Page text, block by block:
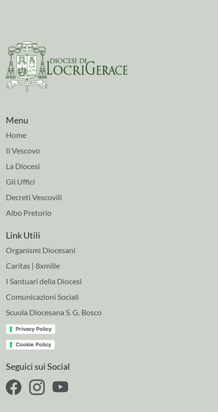
Menu
Home
Il Vescovo
La Diocesi
Gli Uffici
Decreti Vescovili
Albo Pretorio
Link Utili
Organismi Diocesani
Caritas | 8xmille
I Santuari della Diocesi
Comunicazioni Sociali
Scuola Diocesana S. G. Bosco
Privacy Policy
Cookie Policy
Seguici sui Social